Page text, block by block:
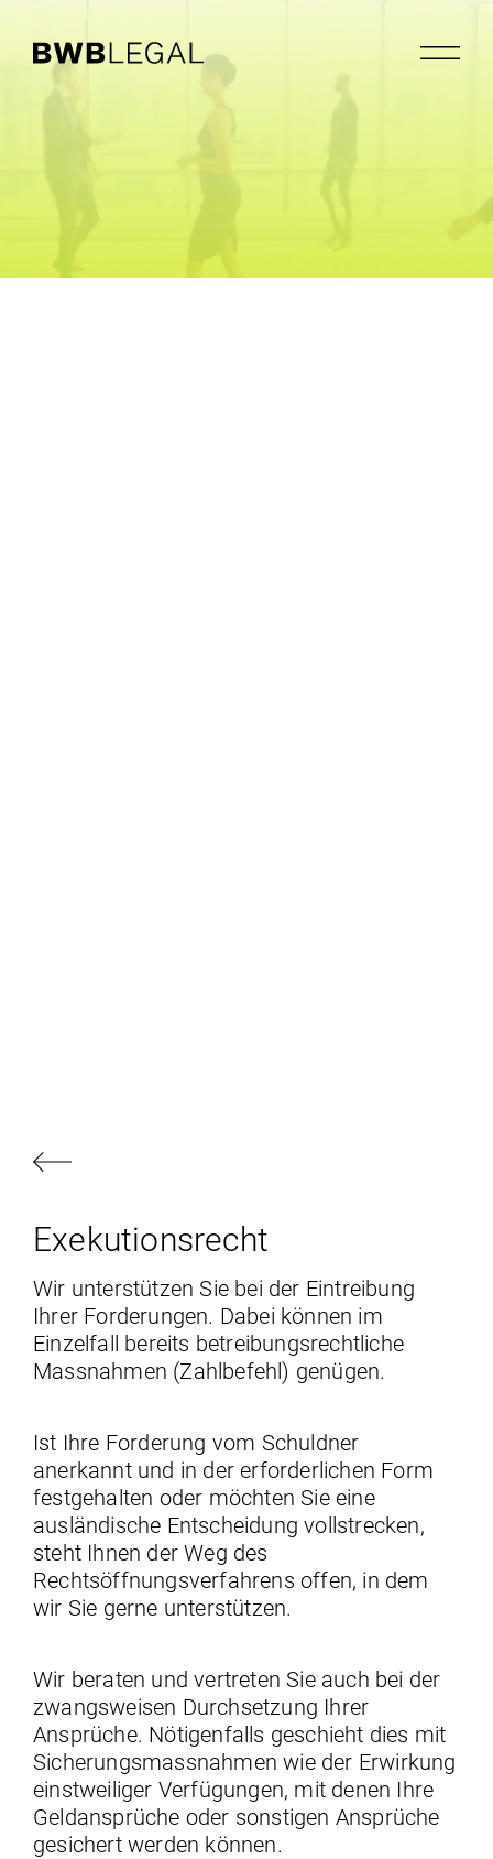
Exekutionsrecht
Wir unterstützen Sie bei der Eintreibung
Ihrer Forderungen. Dabei können im
Einzelfall bereits betreibungsrechtliche
Massnahmen (Zahlbefehl) genügen.
Ist Ihre Forderung vom Schuldner
anerkannt und in der erforderlichen Form
festgehalten oder möchten Sie eine
ausländische Entscheidung vollstrecken,
steht Ihnen der Weg des
Rechtsöffnungsverfahrens offen, in dem
wir Sie gerne unterstützen.
Wir beraten und vertreten Sie auch bei der
zwangsweisen Durchsetzung Ihrer
Ansprüche. Nötigenfalls geschieht dies mit
Sicherungsmassnahmen wie der Erwirkung
einstweiliger Verfügungen, mit denen Ihre
Geldansprüche oder sonstigen Ansprüche
gesichert werden können.